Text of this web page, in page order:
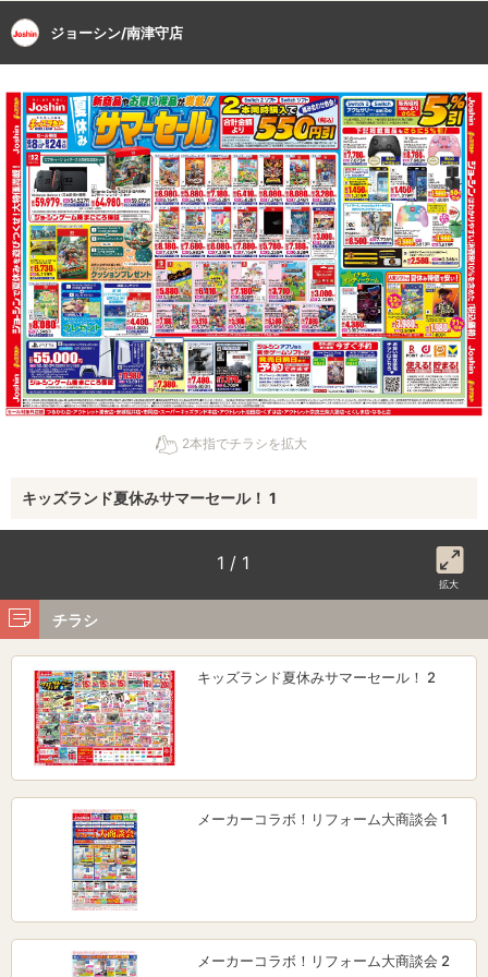
ジョーシン/南津守店
2本指でチラシを拡大
キッズランド夏休みサマーセール！ 1
1 / 1
拡大
チラシ
キッズランド夏休みサマーセール！ 2
メーカーコラボ！リフォーム大商談会 1
メーカーコラボ！リフォーム大商談会 2